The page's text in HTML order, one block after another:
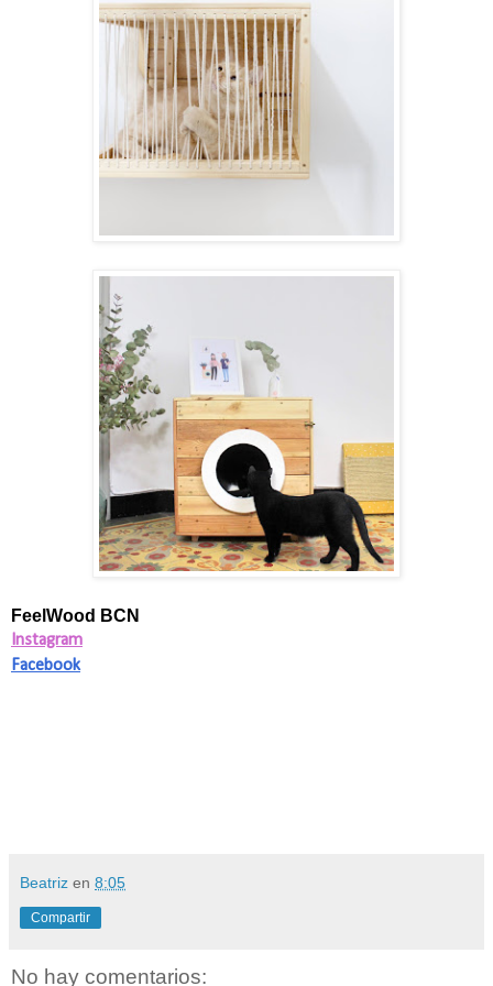
FeelWood BCN
Instagram
Facebook
Beatriz en 8:05
Compartir
No hay comentarios: